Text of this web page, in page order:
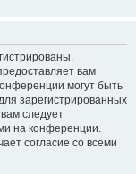
вам
могут быть
зарегистрированных
следует
на конференции.
согласие со всеми